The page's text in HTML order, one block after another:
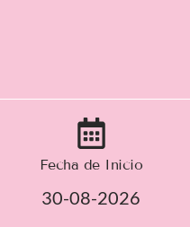
Fecha de Inicio
30-08-2026